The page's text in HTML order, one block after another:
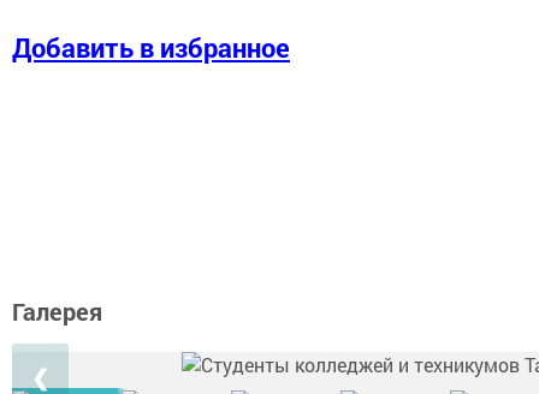
Добавить в избранное
Галерея
❮